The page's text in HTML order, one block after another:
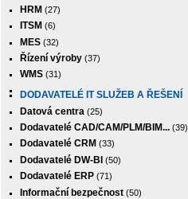
HRM (27)
ITSM (6)
MES (32)
Řízení výroby (37)
WMS (31)
DODAVATELÉ IT SLUŽEB A ŘEŠENÍ
Datová centra (25)
Dodavatelé CAD/CAM/PLM/BIM... (39)
Dodavatelé CRM (33)
Dodavatelé DW-BI (50)
Dodavatelé ERP (71)
Informační bezpečnost (50)